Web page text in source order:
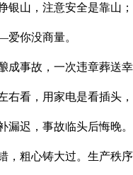
山，注意安全是靠山；
你没商量。
事故，一次违章葬送幸
看，用家电是看插头，
迟，事故临头后悔晚。
粗心铸大过。生产秩序